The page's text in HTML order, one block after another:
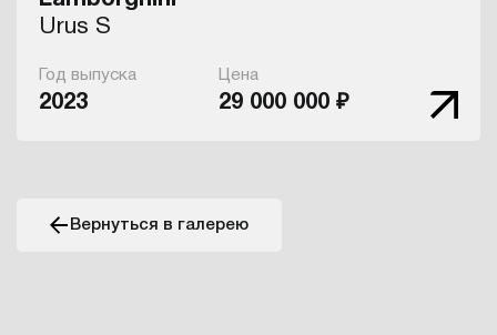
Urus S
Год выпуска
2023
Цена
29 000 000 ₽
Вернуться в галерею